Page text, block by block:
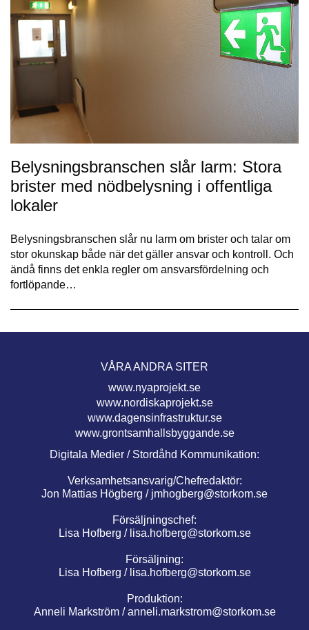
Belysningsbranschen slår larm: Stora
brister med nödbelysning i offentliga
lokaler
Belysningsbranschen slår nu larm om brister och talar om
stor okunskap både när det gäller ansvar och kontroll. Och
ändå finns det enkla regler om ansvarsfördelning och
fortlöpande…
VÅRA ANDRA SITER
www.nyaprojekt.se
www.nordiskaprojekt.se
www.dagensinfrastruktur.se
www.grontsamhallsbyggande.se
Digitala Medier / Stordåhd Kommunikation:
Verksamhetsansvarig/Chefredaktör:
Jon Mattias Högberg / jmhogberg@storkom.se
Försäljningschef:
Lisa Hofberg / lisa.hofberg@storkom.se
Försäljning:
Lisa Hofberg / lisa.hofberg@storkom.se
Produktion:
Anneli Markström /anneli.markstrom@storkom.se